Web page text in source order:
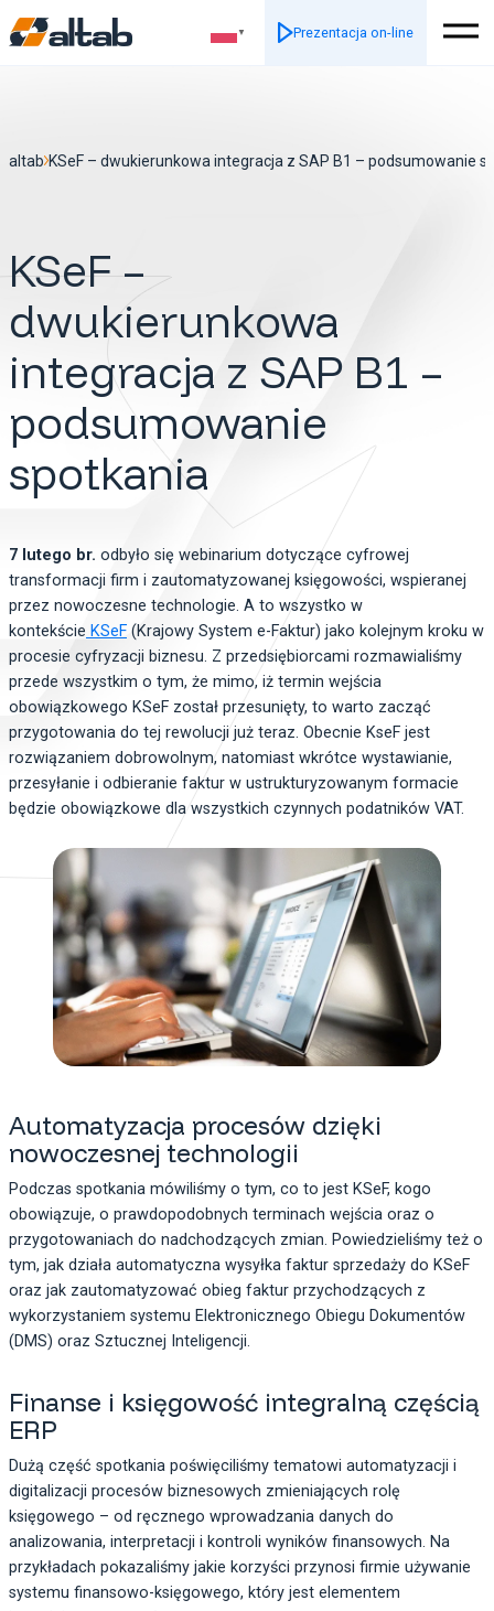
▼ Prezentacja on-line
altab KSeF – dwukierunkowa integracja z SAP B1 – podsumowanie
KSeF –
dwukierunkowa
integracja z SAP B1 –
podsumowanie
spotkania
7 lutego br. odbyło się webinarium dotyczące cyfrowej
transformacji firm i zautomatyzowanej księgowości, wspieranej
przez nowoczesne technologie. A to wszystko w
kontekście KSeF (Krajowy System e-Faktur) jako kolejnym kroku w
procesie cyfryzacji biznesu. Z przedsiębiorcami rozmawialiśmy
przede wszystkim o tym, że mimo, iż termin wejścia
obowiązkowego KSeF został przesunięty, to warto zacząć
przygotowania do tej rewolucji już teraz. Obecnie KseF jest
rozwiązaniem dobrowolnym, natomiast wkrótce wystawianie,
przesyłanie i odbieranie faktur w ustrukturyzowanym formacie
będzie obowiązkowe dla wszystkich czynnych podatników VAT.
Automatyzacja procesów dzięki
nowoczesnej technologii
Podczas spotkania mówiliśmy o tym, co to jest KSeF, kogo
obowiązuje, o prawdopodobnych terminach wejścia oraz o
przygotowaniach do nadchodzących zmian. Powiedzieliśmy też o
tym, jak działa automatyczna wysyłka faktur sprzedaży do KSeF
oraz jak zautomatyzować obieg faktur przychodzących z
wykorzystaniem systemu Elektronicznego Obiegu Dokumentów
(DMS) oraz Sztucznej Inteligencji.
Finanse i księgowość integralną częścią
ERP
Dużą część spotkania poświęciliśmy tematowi automatyzacji i
digitalizacji procesów biznesowych zmieniających rolę
księgowego – od ręcznego wprowadzania danych do
analizowania, interpretacji i kontroli wyników finansowych. Na
przykładach pokazaliśmy jakie korzyści przynosi firmie używanie
systemu finansowo-księgowego, który jest elementem